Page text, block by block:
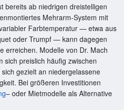
bereits ab niedrigen dreistelligen
Mehrarm-System mit
Farbtemperatur — etwa aus
oder Trumpf — kann dagegen
erreichen. Modelle von Dr. Mach
sich preislich häufig zwischen
gezielt an niedergelassene
Bei größeren Investitionen
– oder Mietmodelle als Alternative